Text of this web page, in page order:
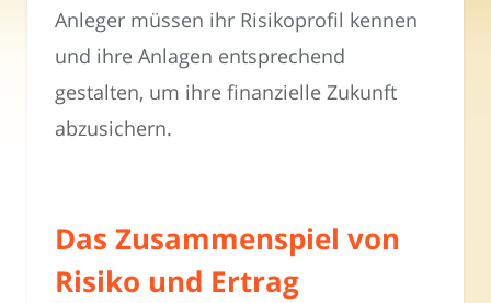
Anleger müssen ihr Risikoprofil kennen
und ihre Anlagen entsprechend
gestalten, um ihre finanzielle Zukunft
abzusichern.
Das Zusammenspiel von
Risiko und Ertrag